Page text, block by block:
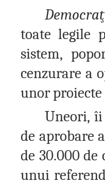
toate legile
sistem,
cenzurare a
unor proiecte
Uneori,
de aprobare
de 30.000 de
unui